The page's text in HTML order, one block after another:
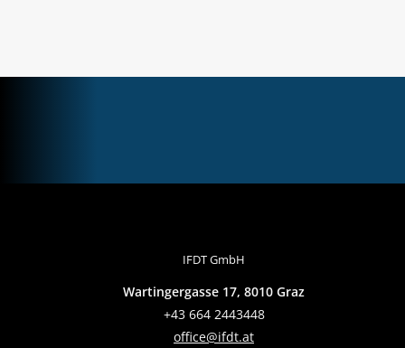
IFDT GmbH
Wartingergasse 17, 8010 Graz
+43 664 2443448
office@ifdt.at